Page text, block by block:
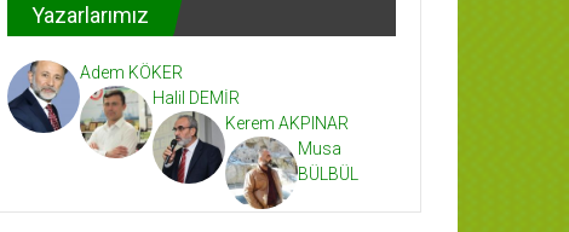
Yazarlarımız
Adem KÖKER
Halil DEMİR
Kerem AKPINAR
Musa
BÜLBÜL